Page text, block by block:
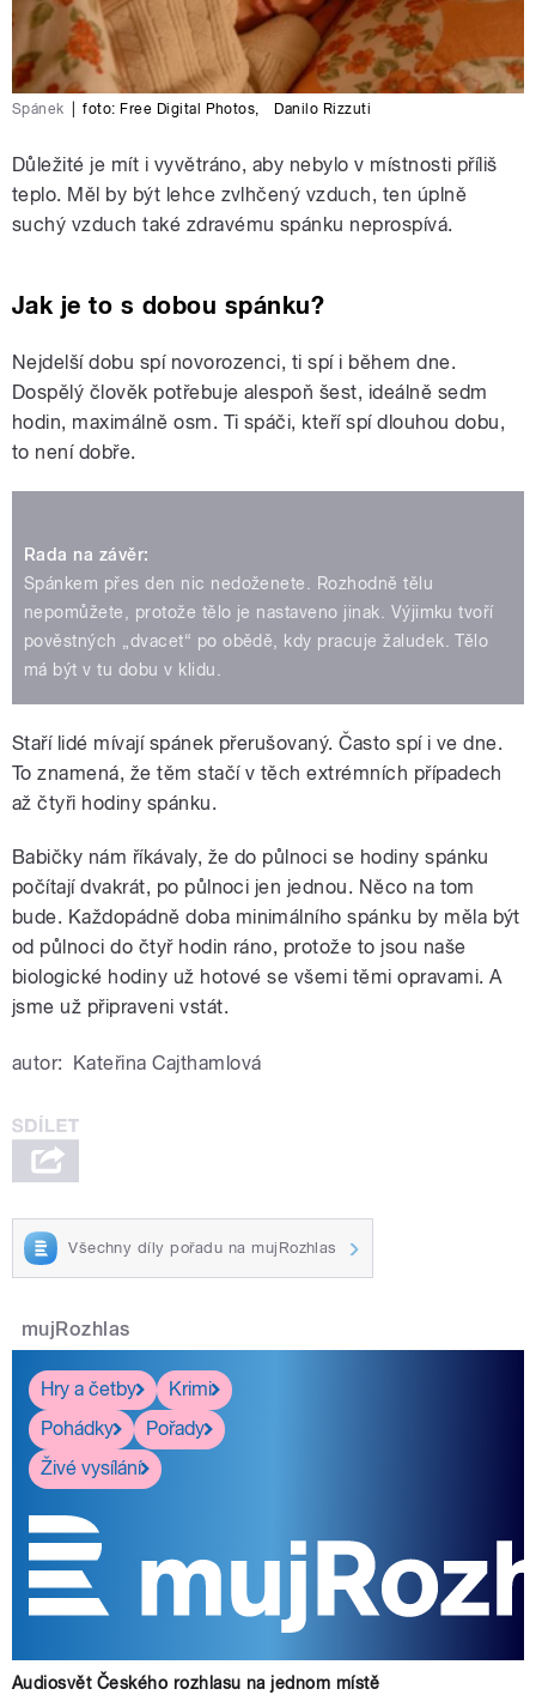
Spánek foto: Free Digital Photos, Danilo Rizzuti
Důležité je mít i vyvětráno, aby nebylo v místnosti příliš
teplo. Měl by být lehce zvlhčený vzduch, ten úplně
suchý vzduch také zdravému spánku neprospívá.
Jak je to s dobou spánku?
Nejdelší dobu spí novorozenci, ti spí i během dne.
Dospělý člověk potřebuje alespoň šest, ideálně sedm
hodin, maximálně osm. Ti spáči, kteří spí dlouhou dobu,
to není dobře.
Rada na závěr:
Spánkem přes den nic nedoženete. Rozhodně tělu
nepomůžete, protože tělo je nastaveno jinak. Výjimku tvoří
pověstných „dvacet“ po obědě, kdy pracuje žaludek. Tělo
má být v tu dobu v klidu.
Staří lidé mívají spánek přerušovaný. Často spí i ve dne.
To znamená, že těm stačí v těch extrémních případech
až čtyři hodiny spánku.
Babičky nám říkávaly, že do půlnoci se hodiny spánku
počítají dvakrát, po půlnoci jen jednou. Něco na tom
bude. Každopádně doba minimálního spánku by měla být
od půlnoci do čtyř hodin ráno, protože to jsou naše
biologické hodiny už hotové se všemi těmi opravami. A
jsme už připraveni vstát.
autor: Kateřina Cajthamlová
Všechny díly pořadu na mujRozhlas
mujRozhlas
Hry a četby
Krimi
Pohádky
Pořady
Živé vysílání
Audiosvět Českého rozhlasu na jednom místě